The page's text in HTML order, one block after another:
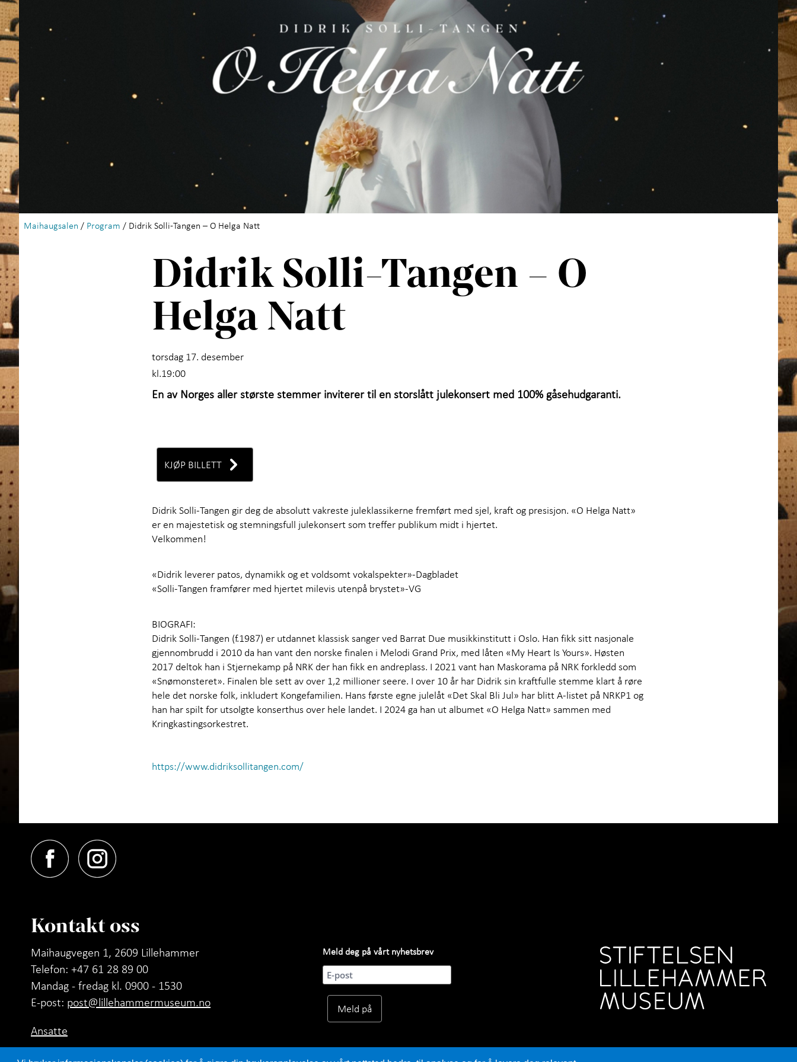
Maihaugsalen / Program / Didrik Solli-Tangen – O Helga Natt
Didrik Solli-Tangen – O
Helga Natt
torsdag 17. desember
kl.19:00
En av Norges aller største stemmer inviterer til en storslått julekonsert med 100% gåsehudgaranti.
KJØP BILLETT
Didrik Solli-Tangen gir deg de absolutt vakreste juleklassikerne fremført med sjel, kraft og presisjon. «O Helga Natt»
er en majestetisk og stemningsfull julekonsert som treffer publikum midt i hjertet.
Velkommen!
«Didrik leverer patos, dynamikk og et voldsomt vokalspekter»-Dagbladet
«Solli-Tangen framfører med hjertet milevis utenpå brystet»-VG
BIOGRAFI:
Didrik Solli-Tangen (f.1987) er utdannet klassisk sanger ved Barrat Due musikkinstitutt i Oslo. Han fikk sitt nasjonale
gjennombrudd i 2010 da han vant den norske finalen i Melodi Grand Prix, med låten «My Heart Is Yours». Høsten
2017 deltok han i Stjernekamp på NRK der han fikk en andreplass. I 2021 vant han Maskorama på NRK forkledd som
«Snømonsteret». Finalen ble sett av over 1,2 millioner seere. I over 10 år har Didrik sin kraftfulle stemme klart å røre
hele det norske folk, inkludert Kongefamilien. Hans første egne julelåt «Det Skal Bli Jul» har blitt A-listet på NRKP1 og
han har spilt for utsolgte konserthus over hele landet. I 2024 ga han ut albumet «O Helga Natt» sammen med
Kringkastingsorkestret.
https://www.didriksollitangen.com/
Meld deg på vårt nyhetsbrev
Kontakt oss
Maihaugvegen 1, 2609 Lillehammer
Telefon: +47 61 28 89 00
Mandag - fredag kl. 0900 - 1530
E-post: post@lillehammermuseum.no
Ansatte
Personvernerklæring